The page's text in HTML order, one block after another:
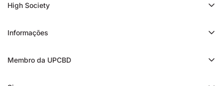
Cali CBD
Trim CBD
High Society
Avaliação da High Society
Informações
Entrega
Membro da UPCBD